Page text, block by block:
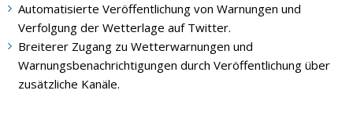
Automatisierte Veröffentlichung von Warnungen und
Verfolgung der Wetterlage auf Twitter.
Breiterer Zugang zu Wetterwarnungen und
Warnungsbenachrichtigungen durch Veröffentlichung über
zusätzliche Kanäle.